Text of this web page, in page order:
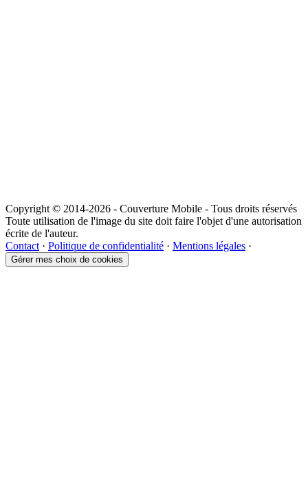
Copyright © 2014-2026 - Couverture Mobile - Tous droits réservés
Toute utilisation de l'image du site doit faire l'objet d'une autorisation
écrite de l'auteur.
Contact · Politique de confidentialité · Mentions légales ·
Gérer mes choix de cookies